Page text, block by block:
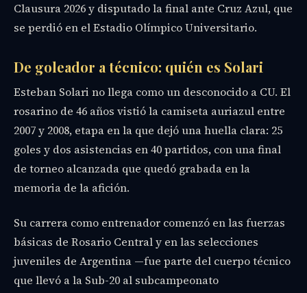
Clausura 2026 y disputado la final ante Cruz Azul, que
se perdió en el Estadio Olímpico Universitario.
De goleador a técnico: quién es Solari
Esteban Solari no llega como un desconocido a CU. El
rosarino de 46 años vistió la camiseta auriazul entre
2007 y 2008, etapa en la que dejó una huella clara: 25
goles y dos asistencias en 40 partidos, con una final
de torneo alcanzada que quedó grabada en la
memoria de la afición.
Su carrera como entrenador comenzó en las fuerzas
básicas de Rosario Central y en las selecciones
juveniles de Argentina —fue parte del cuerpo técnico
que llevó a la Sub-20 al subcampeonato